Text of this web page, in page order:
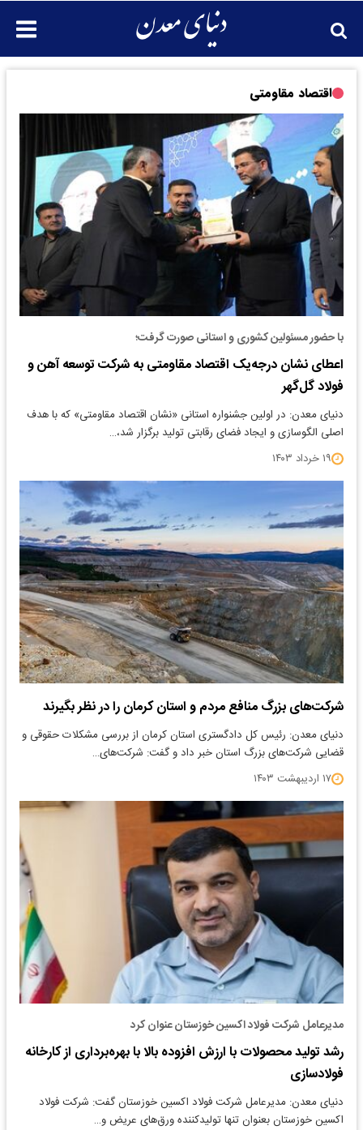
اقتصاد مقاومتی
با حضور مسئولین کشوری و استانی صورت گرفت؛
اعطای نشان درجه‌یک اقتصاد مقاومتی به شرکت توسعه آهن و
فولاد گل‌گهر
دنیای معدن: در اولین جشنواره استانی «نشان اقتصاد مقاومتی» که با هدف
اصلی الگوسازی و ایجاد فضای رقابتی تولید برگزار شد،…
۱۹ خرداد ۱۴۰۳
شرکت‌های بزرگ منافع مردم و استان کرمان را در نظر بگیرند
دنیای معدن: رئیس کل دادگستری استان کرمان از بررسی مشکلات حقوقی و
قضایی شرکت‌های بزرگ استان خبر داد و گفت: شرکت‌های…
۱۷ اردیبهشت ۱۴۰۳
مدیرعامل شرکت فولاد اکسین خوزستان عنوان کرد
رشد تولید محصولات با ارزش افزوده بالا با بهره‌برداری از کارخانه
فولادسازی
دنیای معدن: مدیرعامل شرکت فولاد اکسین خوزستان گفت: شرکت فولاد
اکسین خوزستان بعنوان تنها تولیدکننده ورق‌های عریض و…